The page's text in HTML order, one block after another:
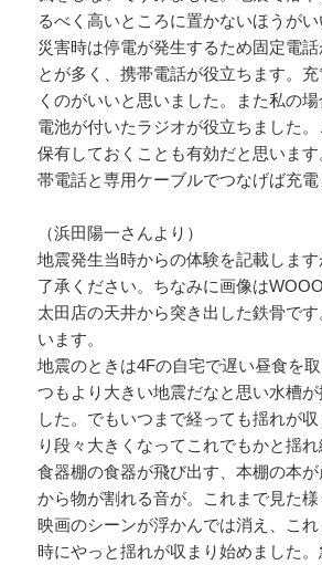
るべく高いところに置かないほうがい
災害時は停電が発生するため固定電話
とが多く、携帯電話が役立ちます。
くのがいいと思いました。また私の
電池が付いたラジオが役立ちました
保有しておくことも有効だと思いま
帯電話と専用ケーブルでつなげば充電
（浜田陽一さんより）
地震発生当時からの体験を記載しま
了承ください。ちなみに画像は
太田店の天井から突き出した鉄骨で
います。
地震のときは4Fの自宅で遅い昼食を
つもより大きい地震だなと思い水槽
した。でもいつまで経っても揺れが
り段々大きくなってこれでもかと揺
食器棚の食器が飛び出す、本棚の本
から物が割れる音が。これまで見た
映画のシーンが浮かんでは消え、こ
時にやっと揺れが収まり始めました